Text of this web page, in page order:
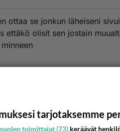
ottaa se jonkun läheiseni
ettäkö olisit sen jostain
tarjotaksemme
toimittajat (73) keräävät